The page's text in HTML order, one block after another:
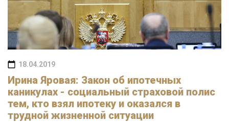
18.04.2019
Ирина Яровая: Закон об ипотечных
каникулах - социальный страховой полис
тем, кто взял ипотеку и оказался в
трудной жизненной ситуации